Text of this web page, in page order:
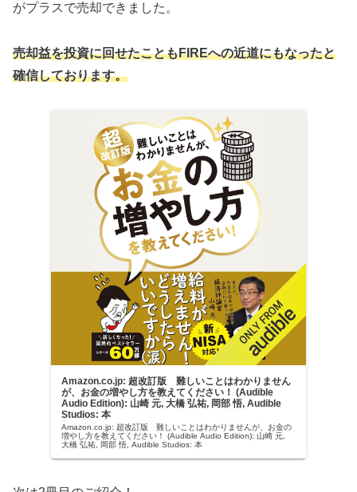
がプラスで売却できました。
売却益を投資に回せたこともFIREへの近道にもなったと
確信しております。
Amazon.co.jp: 超改訂版 難しいことはわかりません
が、お金の増やし方を教えてください！ (Audible
Audio Edition): 山崎 元, 大橋 弘祐, 岡部 悟, Audible
Studios: 本
Amazon.co.jp: 超改訂版 難しいことはわかりませんが、お金の
増やし方を教えてください！ (Audible Audio Edition): 山崎 元,
大橋 弘祐, 岡部 悟, Audible Studios: 本